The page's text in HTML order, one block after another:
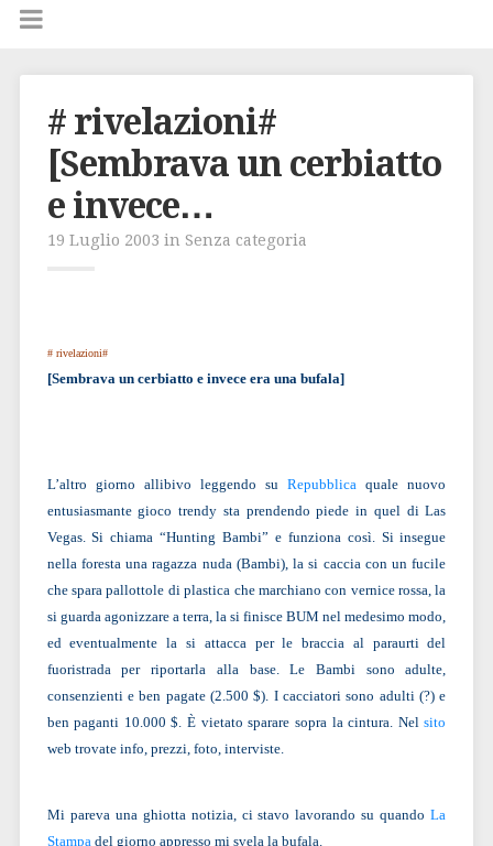
# rivelazioni#
[Sembrava un cerbiatto
e invece…
19 Luglio 2003 in Senza categoria
# rivelazioni#
[Sembrava un cerbiatto e invece era una bufala]
L’altro giorno allibivo leggendo suRepubblica quale nuovo
entusiasmante gioco trendy sta prendendo piede in quel di Las
Vegas. Si chiama “Hunting Bambi” e funziona così. Si insegue
nella foresta una ragazza nuda (Bambi), la si caccia con un fucile
che spara pallottole di plastica che marchiano con vernice rossa, la
si guarda agonizzare a terra, la si finisce BUM nel medesimo modo,
ed eventualmente la si attacca per le braccia al paraurti del
fuoristrada per riportarla alla base. Le Bambi sono adulte,
consenzienti e ben pagate (2.500 $). I cacciatori sono adulti (?) e
ben paganti 10.000 $. È vietato sparare sopra la cintura. Nelsito
web trovate info, prezzi, foto, interviste.
Mi pareva una ghiotta notizia, ci stavo lavorando su quandoLa
Stampadel giorno appresso mi svela la bufala.